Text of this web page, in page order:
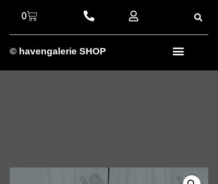
© havengalerie SHOP
0